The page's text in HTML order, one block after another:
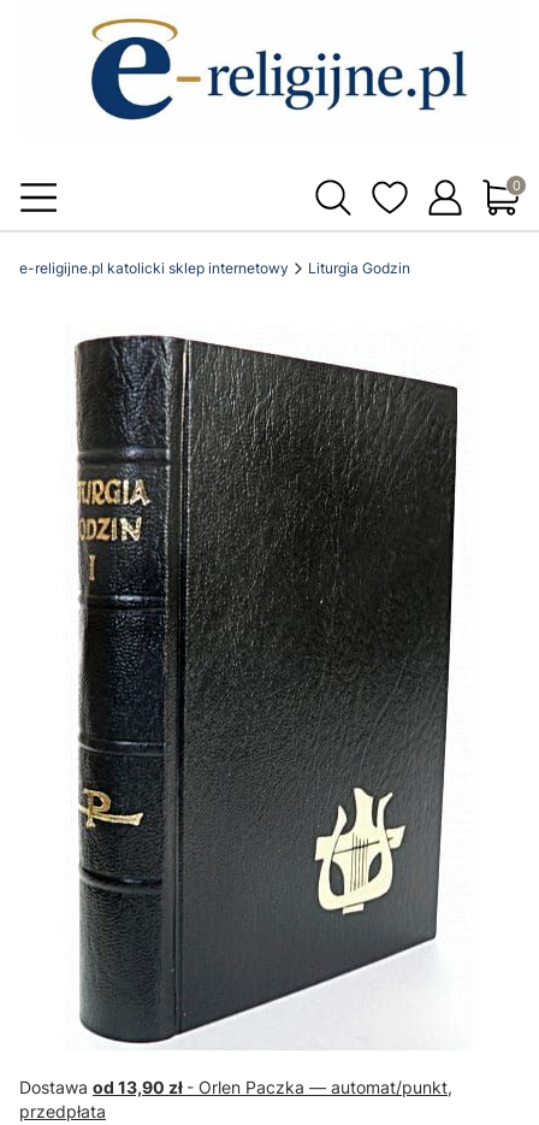
e-religijne.pl katolicki sklep internetowy Liturgia Godzin
Dostawa od 13,90 zł - Orlen Paczka — automat/punkt,
przedpłata